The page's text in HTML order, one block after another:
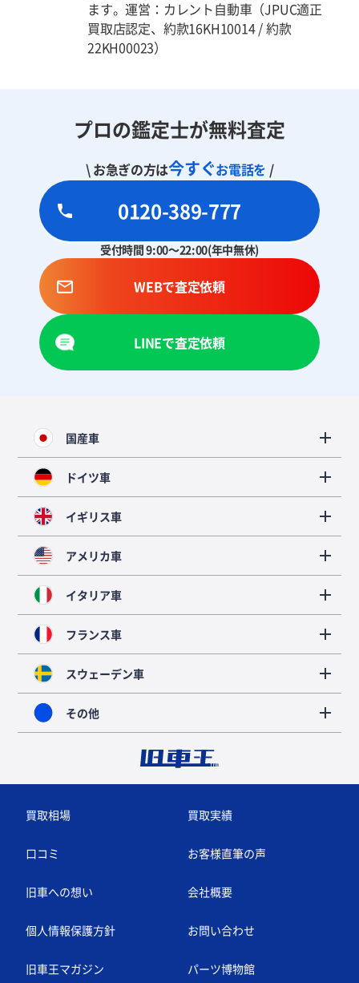
ます。運営：カレント自動車（JPUC適正
買取店認定、約款16KH10014 / 約款
22KH00023）
プロの鑑定士が無料査定
\ お急ぎの方は今すぐお電話を /
0120-389-777
受付時間 9:00～22:00(年中無休)
WEBで査定依頼
LINEで査定依頼
国産車
ドイツ車
イギリス車
アメリカ車
イタリア車
フランス車
スウェーデン車
その他
買取相場 買取実績
口コミ お客様直筆の声
旧車への想い 会社概要
個人情報保護方針 お問い合わせ
旧車王マガジン パーツ博物館